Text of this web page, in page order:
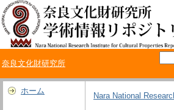
奈良文化財研究所
ホーム
Nara National